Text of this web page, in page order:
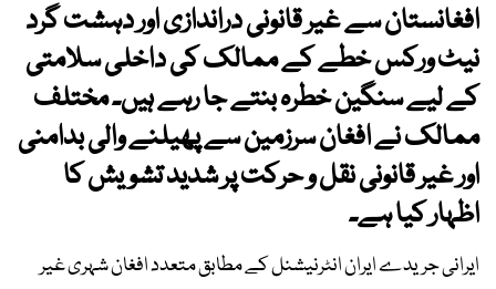
افغانستان سے غیر قانونی دراندازی اور دہشت گرد
نیٹ ورکس خطے کے ممالک کی داخلی سلامتی
کے لیے سنگین خطرہ بنتے جا رہے ہیں۔ مختلف
ممالک نے افغان سرزمین سے پھیلنے والی بدامنی
اور غیر قانونی نقل و حرکت پر شدید تشویش کا
اظہار کیا ہے۔
ایرانی جریدے ایران انٹرنیشنل کے مطابق متعدد افغان شہری غیر